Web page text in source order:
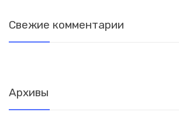
Свежие комментарии
Архивы